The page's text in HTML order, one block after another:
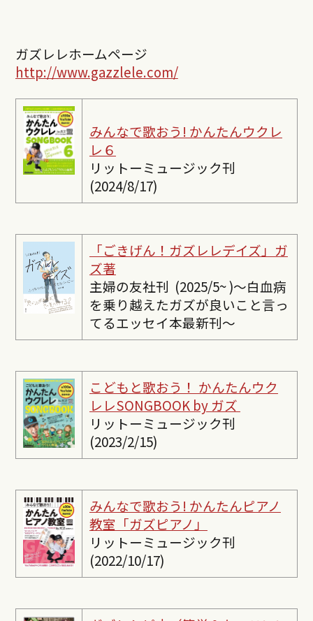
ガズレレホームページ
http://www.gazzlele.com/
みんなで歌おう! かんたんウクレ
レ６
リットーミュージック刊
(2024/8/17)
「ごきげん！ガズレレデイズ」ガ
ズ著
主婦の友社刊 (2025/5~ )〜白血病
を乗り越えたガズが良いこと言っ
てるエッセイ本最新刊〜
こどもと歌おう！ かんたんウク
レレSONGBOOK by ガズ
リットーミュージック刊
(2023/2/15)
みんなで歌おう! かんたんピアノ
教室「ガズピアノ」
リットーミュージック刊
(2022/10/17)